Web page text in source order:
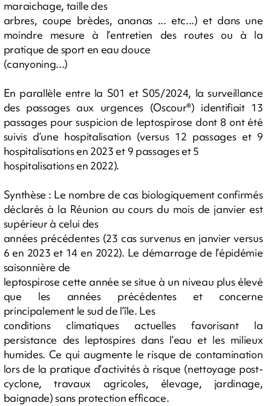
maraichage, taille des
arbres, coupe brèdes, ananas ... etc...) et dans une
moindre mesure à l’entretien des routes ou à la
pratique de sport en eau douce
(canyoning...)
En parallèle entre la S01 et S05/2024, la surveillance
des passages aux urgences (Oscour®) identifiait 13
passages pour suspicion de leptospirose dont 8 ont été
suivis d’une hospitalisation (versus 12 passages et 9
hospitalisations en 2023 et 9 passages et 5
hospitalisations en 2022).
Synthèse : Le nombre de cas biologiquement confirmés
déclarés à la Réunion au cours du mois de janvier est
supérieur à celui des
années précédentes (23 cas survenus en janvier versus
6 en 2023 et 14 en 2022). Le démarrage de l’épidémie
saisonnière de
leptospirose cette année se situe à un niveau plus élevé
que les années précédentes et concerne
principalement le sud de l’île. Les
conditions climatiques actuelles favorisant la
persistance des leptospires dans l’eau et les milieux
humides. Ce qui augmente le risque de contamination
lors de la pratique d’activités à risque (nettoyage post-
cyclone, travaux agricoles, élevage, jardinage,
baignade) sans protection efficace.